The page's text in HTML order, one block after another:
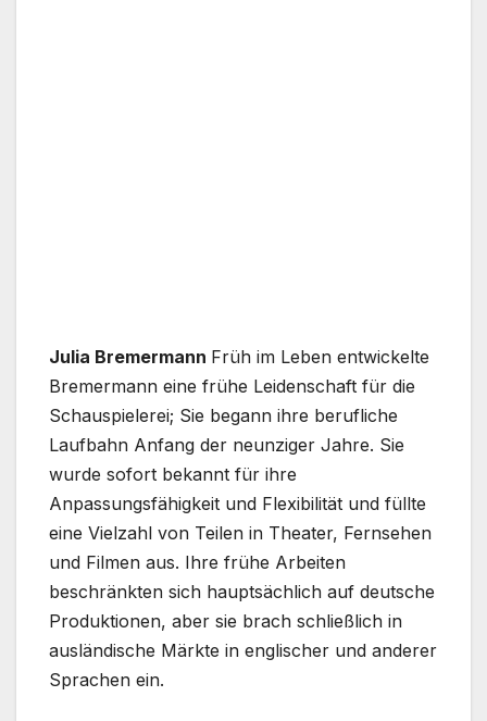
Julia Bremermann Früh im Leben entwickelte
Bremermann eine frühe Leidenschaft für die
Schauspielerei; Sie begann ihre berufliche
Laufbahn Anfang der neunziger Jahre. Sie
wurde sofort bekannt für ihre
Anpassungsfähigkeit und Flexibilität und füllte
eine Vielzahl von Teilen in Theater, Fernsehen
und Filmen aus. Ihre frühe Arbeiten
beschränkten sich hauptsächlich auf deutsche
Produktionen, aber sie brach schließlich in
ausländische Märkte in englischer und anderer
Sprachen ein.